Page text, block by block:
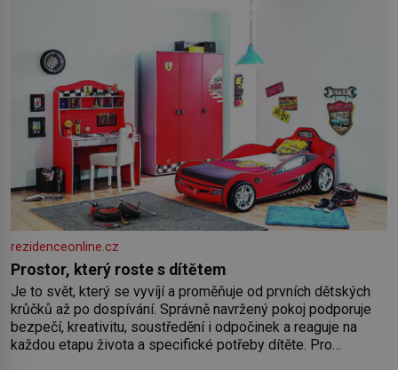
rezidenceonline.cz
Prostor, který roste s dítětem
Je to svět, který se vyvíjí a proměňuje od prvních dětských
krůčků až po dospívání. Správně navržený pokoj podporuje
bezpečí, kreativitu, soustředění i odpočinek a reaguje na
každou etapu života a specifické potřeby dítěte. Pro